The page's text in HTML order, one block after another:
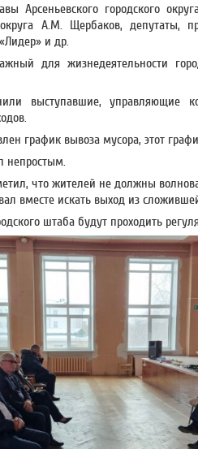
Арсеньевского городского
А.М. Щербаков, депутаты,
и др.
для жизнедеятельности
выступавшие, управляющие
график вывоза мусора, этот
непростым.
что жителей не должны
вместе искать выход из
штаба будут проходить